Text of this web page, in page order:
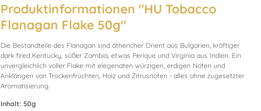
Produktinformationen "HU Tobacco
Flanagan Flake 50g"
Die Bestandteile des Flanagan sind äthericher Orient aus Bulgarien, kräftiger
dark fired Kentucky, süßer Zambia, etwas Perique und Virginia aus Indien. Ein
unvergleichlich voller Flake mit elegenaten würzigen, erdigen Noten und
Anklängen von Trockenfrüchten, Holz und Zitrusnoten - alles ohne zugesetzter
Aromatisierung.
Inhalt: 50g